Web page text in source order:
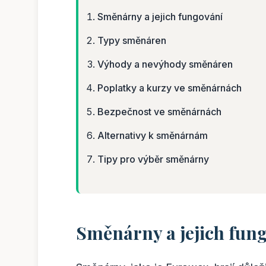
Směnárny a jejich fungování
Typy směnáren
Výhody a nevýhody směnáren
Poplatky a kurzy ve směnárnách
Bezpečnost ve směnárnách
Alternativy k směnárnám
Tipy pro výběr směnárny
Směnárny a jejich